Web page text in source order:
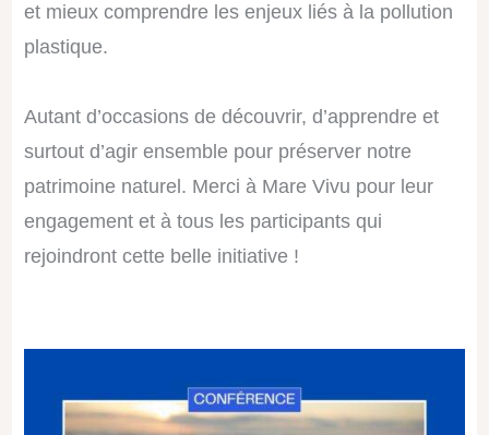
et mieux comprendre les enjeux liés à la pollution
plastique.
Autant d’occasions de découvrir, d’apprendre et
surtout d’agir ensemble pour préserver notre
patrimoine naturel. Merci à Mare Vivu pour leur
engagement et à tous les participants qui
rejoindront cette belle initiative !